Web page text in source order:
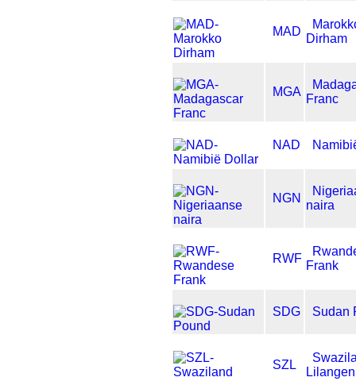
MAD
Dirham
MGA
Franc
NAD
NGN
naira
RWF
Frank
SDG Sudan
SZL